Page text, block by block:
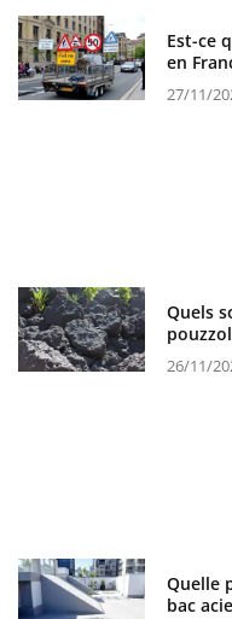
Est-ce
en
27/11/
Quels
26/11/
Quelle
bac